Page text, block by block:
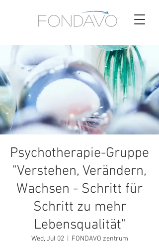
Psychotherapie-Gruppe
"Verstehen, Verändern,
Wachsen - Schritt für
Schritt zu mehr
Lebensqualität"
Wed, Jul 02
  |
FONDAVO zentrum